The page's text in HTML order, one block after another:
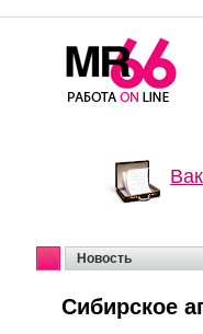
МОЯ
РАБОТА
Новость
Сибирское